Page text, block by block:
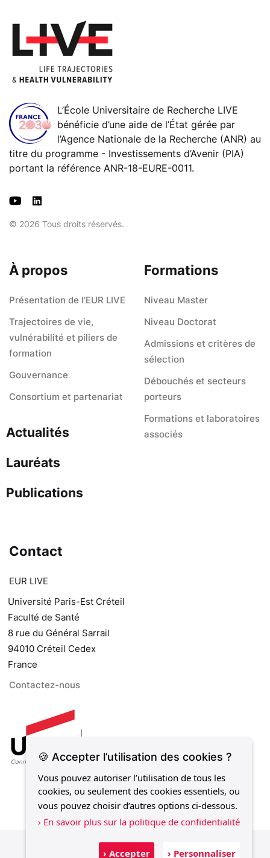
L’École Universitaire de Recherche LIVE
bénéficie d’une aide de l’État gérée par
l’Agence Nationale de la Recherche (ANR) au
titre du programme - Investissements d’Avenir (PIA)
portant la référence ANR-18-EURE-0011.
© 2026 Tous droits réservés.
À propos
Présentation de l’EUR LIVE
Trajectoires de vie,
vulnérabilité et piliers de
formation
Gouvernance
Consortium et partenariat
Actualités
Lauréats
Publications
Formations
Niveau Master
Niveau Doctorat
Admissions et critères de
sélection
Débouchés et secteurs
porteurs
Formations et laboratoires
associés
Contact
EUR LIVE
Université Paris-Est Créteil
Faculté de Santé
8 rue du Général Sarrail
94010 Créteil Cedex
France
Contactez-nous
Politique de confidentialité
🍪 Accepter l’utilisation des cookies ?
Vous pouvez autoriser l’utilisation de tous les
cookies, ou seulement des cookies essentiels, ou
vous pouvez choisir d’autres options ci-dessous.
› En savoir plus sur la politique de confidentialité
› Accepter › Personnaliser